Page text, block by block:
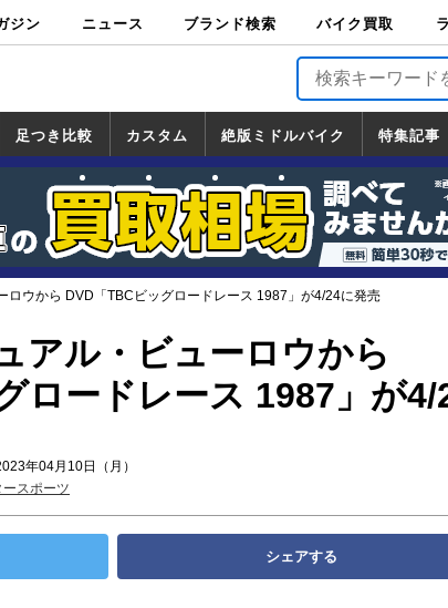
ジン ニュース ブランド検索 バイク買取
バイク買取
フ
足つき比較 カスタム
カスタム
一覧
ホンダ
ヤマハ
スズキ
カワサキ
絶版ミドルバイク
絶版ミドルバイク
一覧
ホンダ
ヤマハ
スズキ
カワサキ
特集記事
道の駅調査隊
ツーリング情報局
日本の道50選
国道めぐり
林道ツーリング
ロウから DVD「TBCビッグロードレース 1987」が4/24に発売
アル・ビューロウから
ロードレース 1987」が4/
年04月10日（月）
ースポーツ
シェアする